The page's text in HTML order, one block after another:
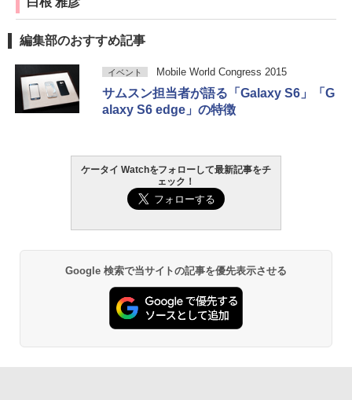
編集部のおすすめ記事
イベント Mobile World Congress 2015
サムスン担当者が語る「Galaxy S6」「G
alaxy S6 edge」の特徴
ケータイ Watchをフォローして最新記事をチ
ェック！
Google 検索で当サイトの記事を優先表示させる